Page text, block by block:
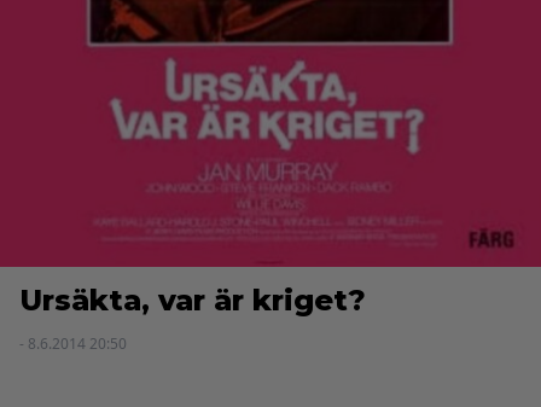
Ursäkta, var är kriget?
- 8.6.2014 20:50